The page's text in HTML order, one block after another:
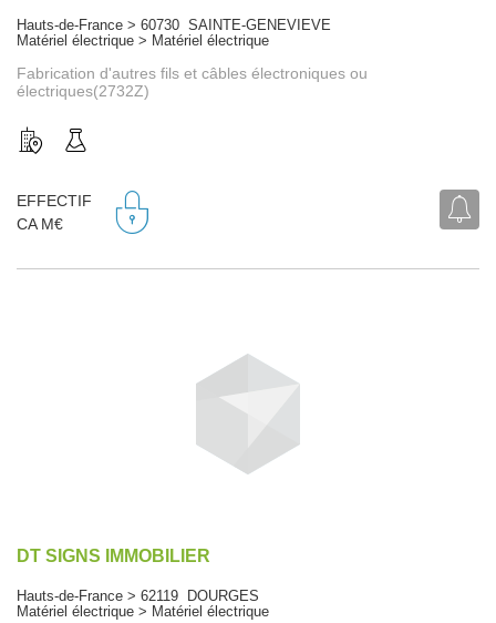
Hauts-de-France > 60730 SAINTE-GENEVIEVE
Matériel électrique > Matériel électrique
Fabrication d'autres fils et câbles électroniques ou
électriques(2732Z)
EFFECTIF
CA M€
DT SIGNS IMMOBILIER
Hauts-de-France > 62119 DOURGES
Matériel électrique > Matériel électrique